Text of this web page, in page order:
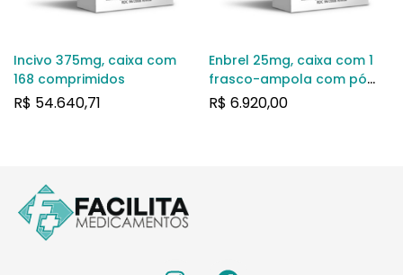
Incivo 375mg, caixa com
168 comprimidos
R$ 54.640,71
Enbrel 25mg, caixa com 1
frasco-ampola com pó
para solução de uso
R$ 6.920,00